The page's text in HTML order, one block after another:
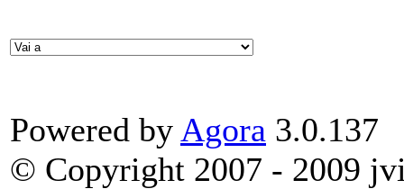
Powered by Agora 3.0.137
© Copyright 2007 - 2009